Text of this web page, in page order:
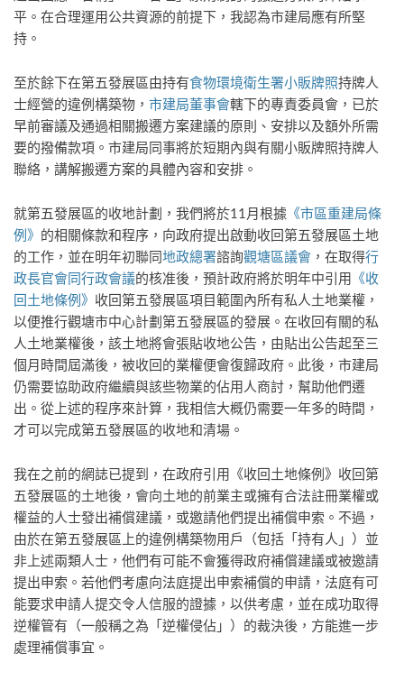
平。在合理運用公共資源的前提下，我認為市建局應有所堅
持。
至於餘下在第五發展區由持有食物環境衛生署小販牌照持牌人
士經營的違例構築物， 市建局董事會轄下的專責委員會，已於
早前審議及通過相關搬遷方案建議的原則、安排以及額外所需
要的撥備款項。市建局同事將於短期內與有關小販牌照持牌人
聯絡，講解搬遷方案的具體內容和安排。
就第五發展區的收地計劃，我們將於11月根據 《市區重建局條
例》 的相關條款和程序，向政府提出啟動收回第五發展區土地
的工作，並在明年初聯同地政總署諮詢觀塘區議會 ，在取得行
政長官會同行政會議的核准後，預計政府將於明年中引用 《收
回土地條例》 收回第五發展區項目範圍內所有私人土地業權，
以便推行觀塘市中心計劃第五發展區的發展。在收回有關的私
人土地業權後，該土地將會張貼收地公告，由貼出公告起至三
個月時間屆滿後，被收回的業權便會復歸政府。此後，市建局
仍需要協助政府繼續與該些物業的佔用人商討，幫助他們遷
出。從上述的程序來計算，我相信大概仍需要一年多的時間，
才可以完成第五發展區的收地和清場。
我在之前的網誌已提到，在政府引用《收回土地條例》收回第
五發展區的土地後，會向土地的前業主或擁有合法註冊業權或
權益的人士發出補償建議，或邀請他們提出補償申索。不過，
由於在第五發展區上的違例構築物用戶（包括「持有人」）並
非上述兩類人士，他們有可能不會獲得政府補償建議或被邀請
提出申索。若他們考慮向法庭提出申索補償的申請，法庭有可
能要求申請人提交令人信服的證據，以供考慮，並在成功取得
逆權管有（一般稱之為「逆權侵佔」）的裁決後，方能進一步
處理補償事宜。